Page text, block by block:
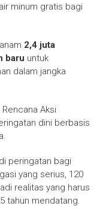
minum gratis bagi
2,4 juta
baru untuk
dalam jangka
Aksi
dini berbasis
peringatan bagi
yang serius, 120
realitas yang harus
tahun mendatang.